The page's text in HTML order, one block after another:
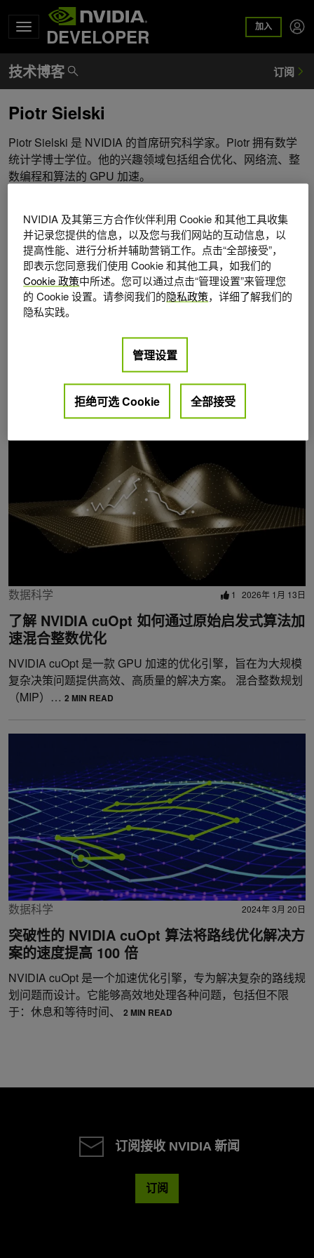
DEVELOPER 加入
Piotr Sielski
Piotr Sielski 是 NVIDIA 的首席研究科学家。Piotr 拥有数学
统计学博士学位。他的兴趣领域包括组合优化、网络流、整
数编程和算法的 GPU 加速。
Posts by Piotr Sielski
数据科学 1 2026年 1月 13日
了解 NVIDIA cuOpt 如何通过原始启发式算法加
速混合整数优化
NVIDIA cuOpt 是一款 GPU 加速的优化引擎，旨在为大规模
复杂决策问题提供高效、高质量的解决方案。 混合整数规划
（MIP）… 2 MIN READ
数据科学 2024年 3月 20日
突破性的 NVIDIA cuOpt 算法将路线优化解决方
案的速度提高 100 倍
NVIDIA cuOpt 是一个加速优化引擎，专为解决复杂的路线规
划问题而设计。它能够高效地处理各种问题，包括但不限
于：休息和等待时间、
2 MIN READ
订阅接收 NVIDIA 新闻
订阅
NVIDIA 及其第三方合作伙伴利用 Cookie 和其他工具收集
并记录您提供的信息，以及您与我们网站的互动信息，以
提高性能、进行分析并辅助营销工作。点击“全部接受”，
即表示您同意我们使用 Cookie 和其他工具，如我们的
Cookie 政策中所述。您可以通过点击“管理设置”来管理您
的 Cookie 设置。请参阅我们的隐私政策，详细了解我们的
隐私实践。
管理设置
拒绝可选 Cookie 全部接受